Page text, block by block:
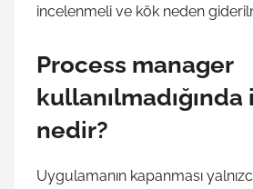
incelenmeli ve kök neden
Process manager
nedir?
Uygulamanın kapanması